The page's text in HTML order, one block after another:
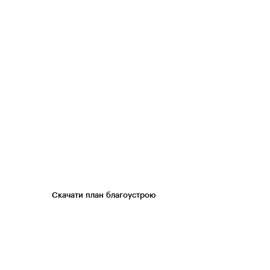
Скачати план благоустрою